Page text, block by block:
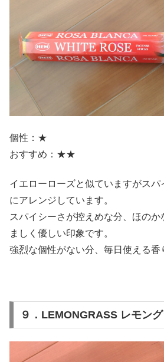
個性：★
おすすめ：★★
イエローローズと似ていますがス
にアレンジしています。
スパイシーさが控えめな分、ほの
ましく優しい印象です。
強烈な個性がない分、毎日使える香
９．LEMONGRASS レモン